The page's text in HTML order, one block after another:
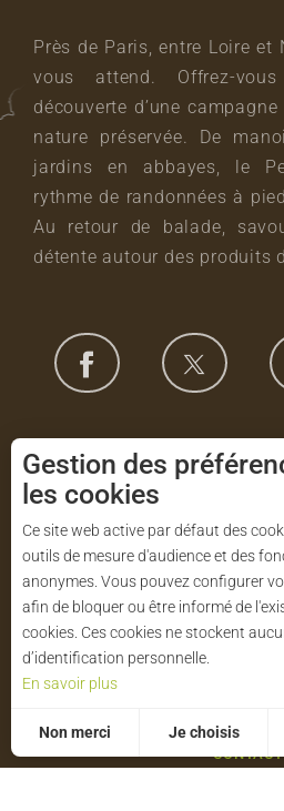
Près de Paris, entre Loire et
vous attend. Offrez-
découverte d’une
nature préservée. De
jardins en abbayes, le
rythme de randonnées à
Au retour de balade,
détente autour des produits
Le parc en
+33 (0)2 33
Parc naturel
Maison du Parc - Manoir de
CONTACT
Gestion des
les cookies
Ce site web active par défaut des
outils de mesure d'audience et des
anonymes. Vous pouvez configurer
afin de bloquer ou être informé de
cookies. Ces cookies ne stockent
d’identification personnelle.
En savoir plus
Non merci Je choisis